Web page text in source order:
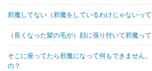
邪魔してない（邪魔をしているわけじゃないっ
（長くなった髪の毛が）顔に張り付いて邪魔っ
そこに座ってたら邪魔になって何もできません
の？